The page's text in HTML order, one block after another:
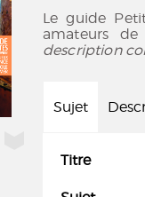
Le guide
amateurs
description
Sujet
Titre